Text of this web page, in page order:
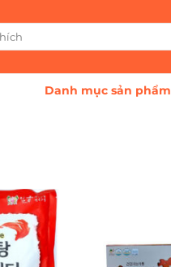
Danh mục sản phẩm